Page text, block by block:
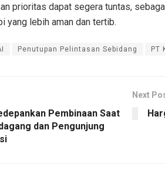
prioritas dapat segera tuntas,
yang lebih aman dan tertib.
Penutupan Pelintasan Sebidang PT
Pembinaan Saat
dan Pengunjung
Next